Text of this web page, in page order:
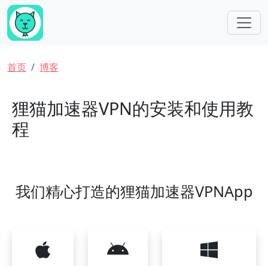
跳转到主要内容
面包屑
首页 博客
狸猫加速器VPN的安装和使用教
程
我们精心打造的狸猫加速器VPNApp